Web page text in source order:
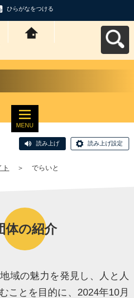
ひらがなをつける
MENU
読み上げ 読み上げ設定
＞ でらいと
体の紹介
域の魅力を発見し、人と人
ことを目的に、2024年10月